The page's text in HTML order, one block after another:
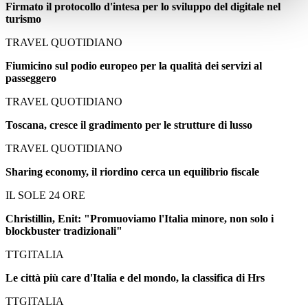
Firmato il protocollo d'intesa per lo sviluppo del digitale nel
turismo
TRAVEL QUOTIDIANO
Fiumicino sul podio europeo per la qualità dei servizi al
passeggero
TRAVEL QUOTIDIANO
Toscana, cresce il gradimento per le strutture di lusso
TRAVEL QUOTIDIANO
Sharing economy, il riordino cerca un equilibrio fiscale
IL SOLE 24 ORE
Christillin, Enit: "Promuoviamo l'Italia minore, non solo i
blockbuster tradizionali"
TTGITALIA
Le città più care d'Italia e del mondo, la classifica di Hrs
TTGITALIA